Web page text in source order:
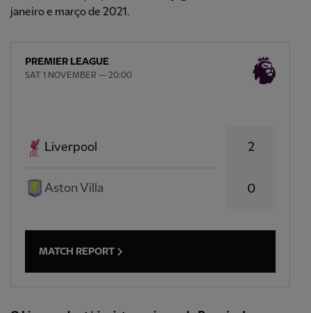
janeiro e março de 2021.
PREMIER LEAGUE
SAT 1 NOVEMBER — 20:00
Liverpool
Aston Villa
2
0
MATCH REPORT